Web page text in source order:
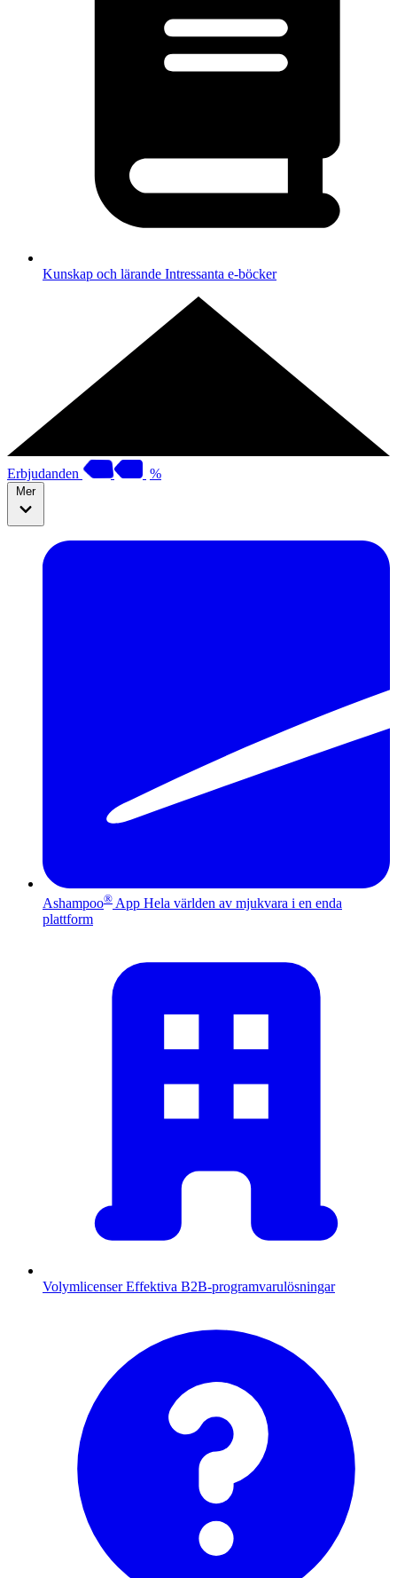
Kunskap och lärande Intressanta e-böcker
Erbjudanden %
Mer
Ashampoo® App Hela världen av mjukvara i en enda
plattform
Volymlicenser Effektiva B2B-programvarulösningar